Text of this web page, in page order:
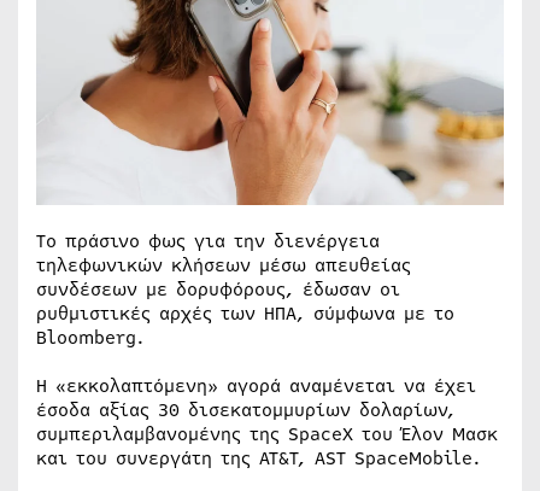
Τo πράσινο φως για την διενέργεια
τηλεφωνικών κλήσεων μέσω απευθείας
συνδέσεων με δορυφόρους, έδωσαν οι
ρυθμιστικές αρχές των ΗΠΑ, σύμφωνα με το
Bloomberg.
Η «εκκολαπτόμενη» αγορά αναμένεται να έχει
έσοδα αξίας 30 δισεκατομμυρίων δολαρίων,
συμπεριλαμβανομένης της SpaceX του Έλον Μασκ
και του συνεργάτη της AT&T, AST SpaceMobile.